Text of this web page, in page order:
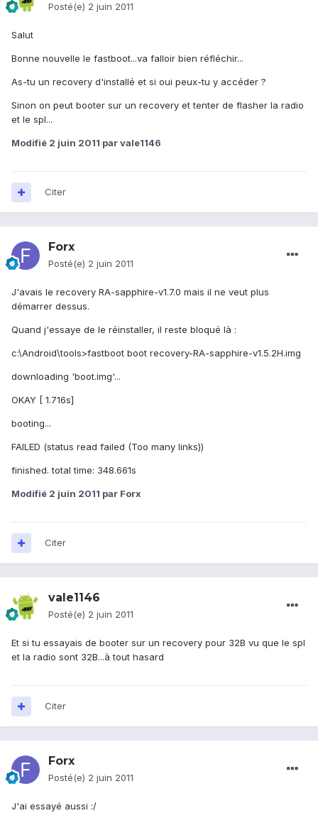
Posté(e) 2 juin 2011
Salut
Bonne nouvelle le fastboot...va falloir bien réfléchir...
As-tu un recovery d'installé et si oui peux-tu y accéder ?
Sinon on peut booter sur un recovery et tenter de flasher la radio
et le spl...
Modifié 2 juin 2011 par vale1146
Citer
Forx
Posté(e) 2 juin 2011
J'avais le recovery RA-sapphire-v1.7.0 mais il ne veut plus
démarrer dessus.
Quand j'essaye de le réinstaller, il reste bloqué là :
c:\Android\tools>fastboot boot recovery-RA-sapphire-v1.5.2H.img
downloading 'boot.img'...
OKAY [ 1.716s]
booting...
FAILED (status read failed (Too many links))
finished. total time: 348.661s
Modifié 2 juin 2011 par Forx
Citer
vale1146
Posté(e) 2 juin 2011
Et si tu essayais de booter sur un recovery pour 32B vu que le spl
et la radio sont 32B...à tout hasard
Citer
Forx
Posté(e) 2 juin 2011
J'ai essayé aussi :/